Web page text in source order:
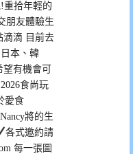
重拾年輕的
朋友體驗生
滴滴 目前去
本、韓
有機會可
2026食尚玩
愛食
Nancy將的生
各式邀約請
每一張圖